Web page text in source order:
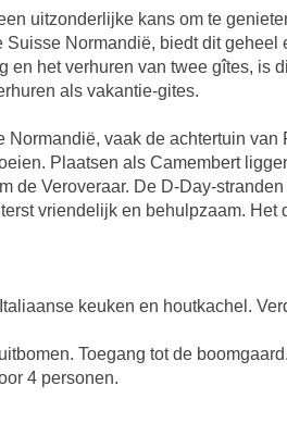
uitzonderlijke kans om te
Normandië, biedt dit
het verhuren van twee gîtes, is
als vakantie-gites.
vaak de achtertuin
Plaatsen als Camembert
de Veroveraar. De D-Day-
vriendelijk en behulpzaam. Het
keuken en houtkachel.
Toegang tot de boomgaard.
4 personen.